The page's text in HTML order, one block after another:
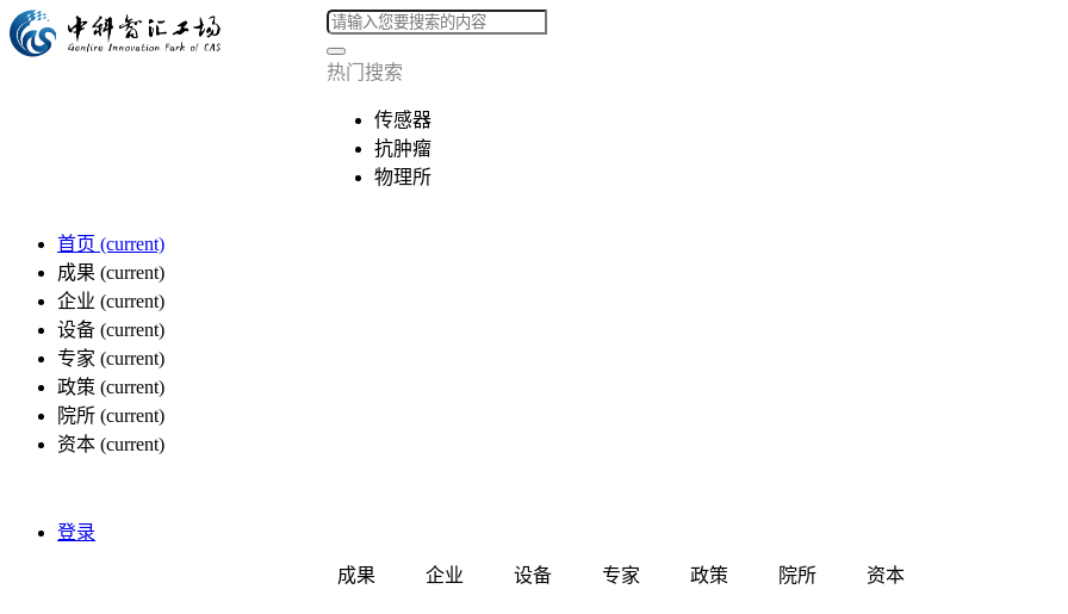
热门搜索
传感器
抗肿瘤
物理所
首页 (current)
成果 (current)
企业 (current)
设备 (current)
专家 (current)
政策 (current)
院所 (current)
资本 (current)
登录
成果 企业 设备 专家 政策 院所 资本